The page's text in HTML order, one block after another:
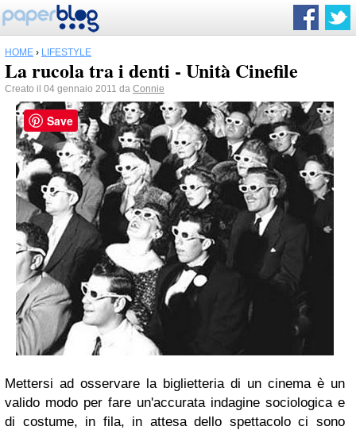
HOME › LIFESTYLE
La rucola tra i denti - Unità Cinefile
Creato il 04 gennaio 2011 da Connie
Mettersi ad osservare la biglietteria di un cinema è un
valido modo per fare un'accurata indagine sociologica e
di costume, in fila, in attesa dello spettacolo ci sono
Save